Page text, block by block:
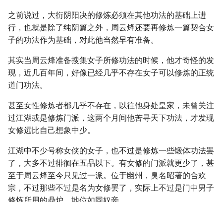
之前说过，大衍阴阳决的修炼必须在其他功法的基础上进
行，也就是除了纯阴篇之外，周云烽还要再修炼一篇契合女
子的功法作为基础，对此他当然早有准备。
其实当周云烽准备搜集女子所修功法的时候，他才奇怪的发
现，近几百年间，好像已经几乎不存在女子可以修炼的正统
道门功法。
甚至女性修炼者都几乎不存在，以往他身处皇家，未曾关注
过江湖或是修炼门派，这两个月间他苦寻天下功法，才发现
女修远比自己想象中少。
江湖中不少号称女侠的女子，也不过是修炼一些锻体功法罢
了，大多不过徘徊在五品以下。有女修的门派就更少了，甚
至于周云烽至今只见过一派。位于幽州，臭名昭著的合欢
宗，不过那些不过是名为女修罢了，实际上不过是门中男子